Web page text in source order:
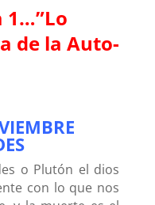
1…”Lo
de la Auto-
o Plutón el dios
con lo que nos